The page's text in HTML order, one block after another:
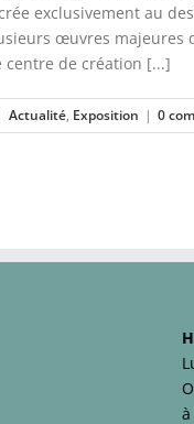
exclusivement au
œuvres majeures
centre de création [...]
Actualité, Exposition | 0
à